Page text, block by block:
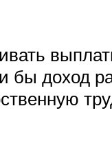
бы доход